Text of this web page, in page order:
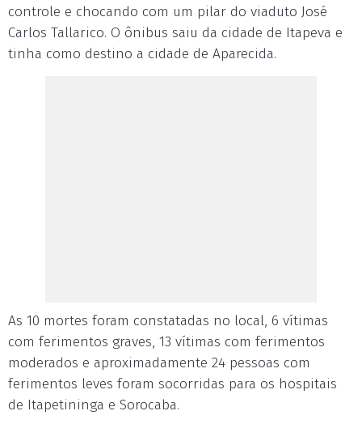
controle e chocando com um pilar do viaduto José
Carlos Tallarico. O ônibus saiu da cidade de Itapeva e
tinha como destino a cidade de Aparecida.
As 10 mortes foram constatadas no local, 6 vítimas
com ferimentos graves, 13 vítimas com ferimentos
moderados e aproximadamente 24 pessoas com
ferimentos leves foram socorridas para os hospitais
de Itapetininga e Sorocaba.